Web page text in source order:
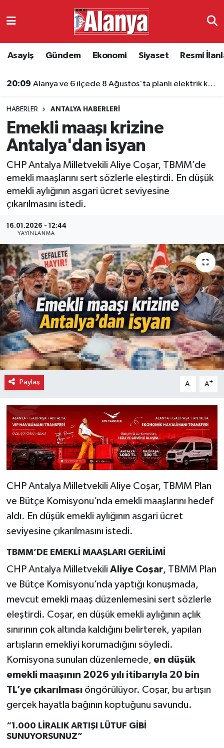
Asayiş Gündem Ekonomi Siyaset Resmi
20:09 Alanya ve 6 ilçede 8 Ağustos'ta planlı elektrik kesintisi
20:09 Kur'an kursunda öğrenciye şiddet kamerada
HABERLER ANTALYA HABERLERI
Emekli maaşı krizine
Antalya'dan isyan
CHP Antalya Milletvekili Aliye Coşar, TBMM’de
emekli maaşlarını sert sözlerle eleştirdi. En düşük
emekli aylığının asgari ücret seviyesine
çıkarılmasını istedi.
16.01.2026 - 12:44
YAYINLANMA
Paylaş A- A+
CHP Antalya Milletvekili Aliye Coşar, TBMM Plan
ve Bütçe Komisyonu’nda emekli maaşlarını hedef
aldı. En düşük emekli aylığının asgari ücret
seviyesine çıkarılmasını istedi.
TBMM’DE EMEKLİ MAAŞLARI GERİLİMİ
CHP Antalya Milletvekili Aliye Coşar, TBMM Plan
ve Bütçe Komisyonu’nda yaptığı konuşmada,
mevcut emekli maaş düzenlemesini sert sözlerle
eleştirdi. Coşar, en düşük emekli aylığının açlık
sınırının çok altında kaldığını belirterek, yapılan
artışların emekliyi korumadığını söyledi.
Komisyona sunulan düzenlemede, en düşük
emekli maaşının 2026 yılı itibarıyla 20 bin
TL’ye çıkarılmasıöngörülüyor. Coşar, bu artışın
gerçek hayatla bağının koptuğunu savundu.
“1.000 LİRALIK ARTIŞI LÜTUF GİBİ
SUNUYORSUNUZ”
Ekonomi
Resmi İlanlar
Alanyaspor
Turizm
Antalya Namaz Vakitleri
Süper Lig Puan Durumu ve Fikstür
Tüm Manşetler
Son Dakika Haberleri